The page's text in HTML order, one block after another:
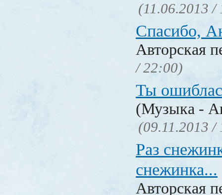
(11.06.2013 /
Спасибо,
Авторская
/ 22:00)
Ты
(Музыка -
(09.11.2013 /
Раз
снежинка...
Авторская